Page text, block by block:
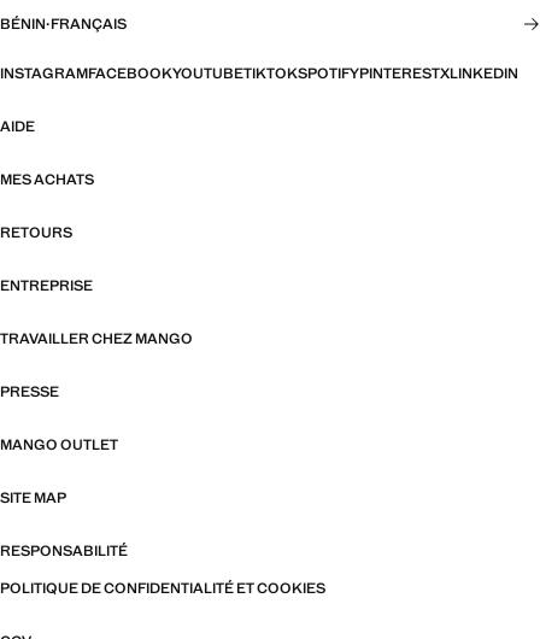
BÉNIN·FRANÇAIS
INSTAGRAMFACEBOOKYOUTUBETIKTOKSPOTIFYPINTERESTXLINKEDIN
AIDE
MES ACHATS
RETOURS
ENTREPRISE
TRAVAILLER CHEZ MANGO
PRESSE
MANGO OUTLET
SITE MAP
RESPONSABILITÉ
POLITIQUE DE CONFIDENTIALITÉ ET COOKIES